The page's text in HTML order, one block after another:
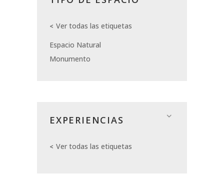
Ver todas las etiquetas
Espacio Natural
Monumento
EXPERIENCIAS
Ver todas las etiquetas